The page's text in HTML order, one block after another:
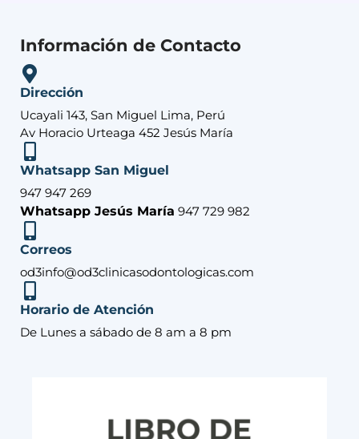
Información de Contacto
Dirección
Ucayali 143, San Miguel Lima, Perú
Av Horacio Urteaga 452 Jesús María
Whatsapp San Miguel
947 947 269
Whatsapp Jesús María 947 729 982
Correos
od3info@od3clinicasodontologicas.com
Horario de Atención
De Lunes a sábado de 8 am a 8 pm